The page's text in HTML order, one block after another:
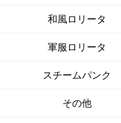
和風ロリータ
軍服ロリータ
スチームパンク
その他